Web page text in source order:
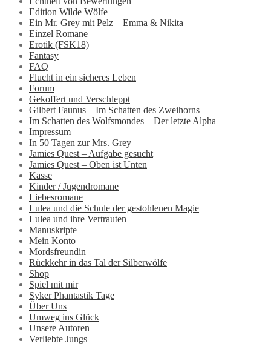
Edition Wilde Wölfe
Ein Mr. Grey mit Pelz – Emma & Nikita
Einzel Romane
Erotik (FSK18)
Fantasy
FAQ
Flucht in ein sicheres Leben
Forum
Gekoffert und Verschleppt
Gilbert Faunus – Im Schatten des Zweihorns
Im Schatten des Wolfsmondes – Der letzte Alpha
Impressum
In 50 Tagen zur Mrs. Grey
Jamies Quest – Aufgabe gesucht
Jamies Quest – Oben ist Unten
Kasse
Kinder / Jugendromane
Liebesromane
Lulea und die Schule der gestohlenen Magie
Lulea und ihre Vertrauten
Manuskripte
Mein Konto
Mordsfreundin
Rückkehr in das Tal der Silberwölfe
Shop
Spiel mit mir
Syker Phantastik Tage
Über Uns
Umweg ins Glück
Unsere Autoren
Verliebte Jungs